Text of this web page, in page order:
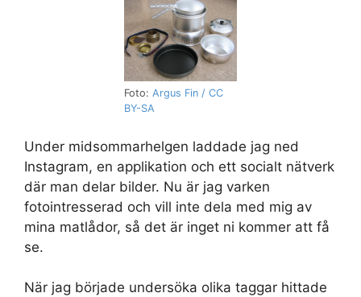
Foto: Argus Fin / CC
BY-SA
Under midsommarhelgen laddade jag ned
Instagram, en applikation och ett socialt nätverk
där man delar bilder. Nu är jag varken
fotointresserad och vill inte dela med mig av
mina matlådor, så det är inget ni kommer att få
se.
När jag började undersöka olika taggar hittade